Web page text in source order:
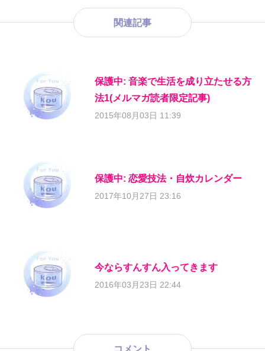
関連記事
保護中: 音楽で生活を成り立たせる方
法1(メルマガ読者限定記事)
2015年08月03日 11:39
保護中: 恋愛技法・自炊カレンダー
2017年10月27日 23:16
今ならすんすん入ってきます
2016年03月23日 22:44
コメント